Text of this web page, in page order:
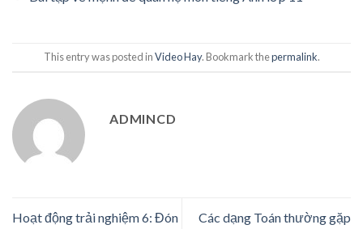
This entry was posted inVideo Hay. Bookmark thepermalink.
ADMINCD
Hoạt động trải nghiệm 6: Đón
Các dạng Toán thường gặp